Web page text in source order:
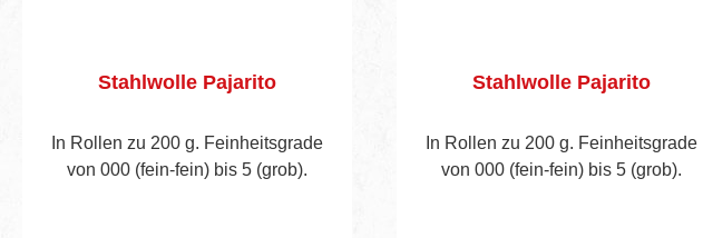
Stahlwolle Pajarito
In Rollen zu 200 g. Feinheitsgrade
von 000 (fein-fein) bis 5 (grob).
Stahlwolle Pajarito
In Rollen zu 200 g. Feinheitsgrade
von 000 (fein-fein) bis 5 (grob).